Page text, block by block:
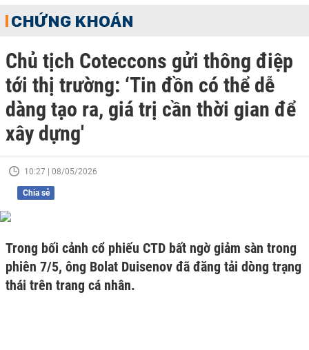
CHỨNG KHOÁN
Chủ tịch Coteccons gửi thông điệp
tới thị trường: ‘Tin đồn có thể dễ
dàng tạo ra, giá trị cần thời gian để
xây dựng'
10:27 | 08/05/2026
Chia sẻ
Trong bối cảnh cổ phiếu CTD bất ngờ giảm sàn trong
phiên 7/5, ông Bolat Duisenov đã đăng tải dòng trạng
thái trên trang cá nhân.